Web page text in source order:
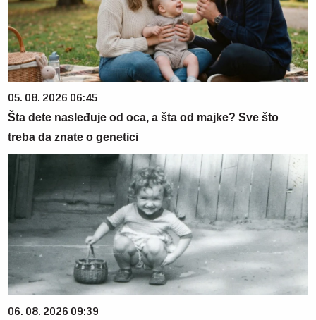
05. 08. 2026 06:45
Šta dete nasleđuje od oca, a šta od majke? Sve što
treba da znate o genetici
06. 08. 2026 09:39